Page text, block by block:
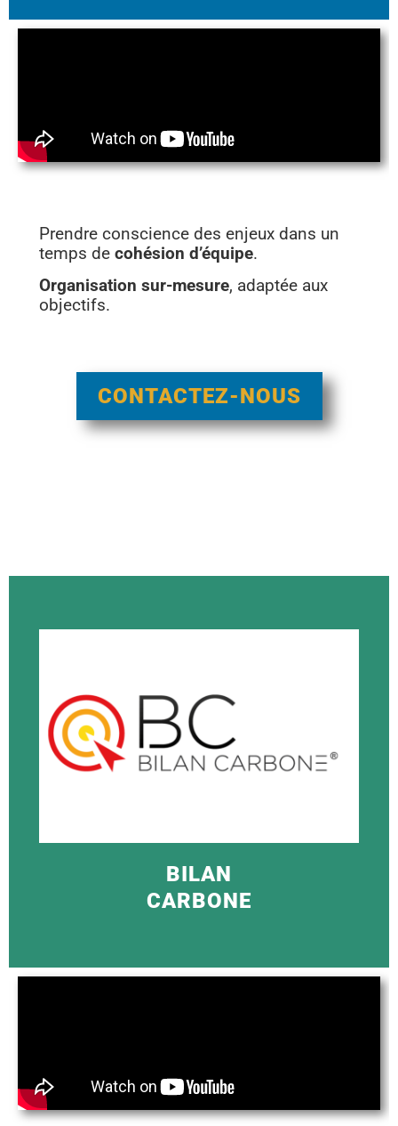
Prendre conscience des enjeux dans un
temps decohésion d’équipe.
Organisation sur-mesure, adaptée aux
objectifs.
CONTACTEZ-NOUS
BILAN
CARBONE